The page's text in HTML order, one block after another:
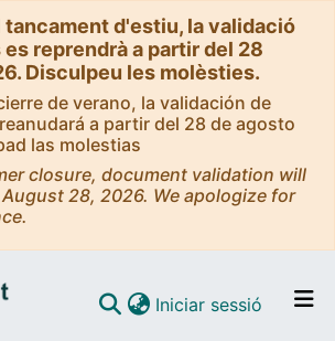
tancament d'estiu, la validació
reprendrà a partir del 28
Disculpeu les molèsties.
de verano, la validación de
a partir del 28 de agosto
las molestias
closure, document validation will
28, 2026. We apologize for
Iniciar sessió (current)